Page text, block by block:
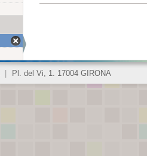
Pl. del Vi, 1. 17004 GIRONA